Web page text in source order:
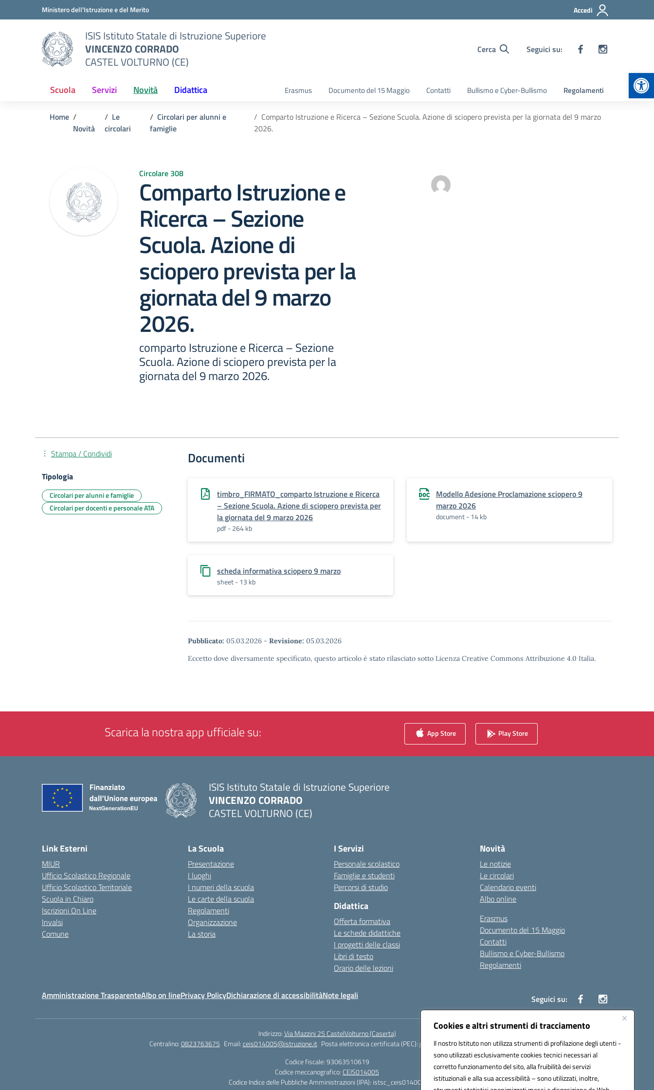
Cookies e altri strumenti di tracciamento
Il nostro Istituto non utilizza strumenti di profilazione degli utenti -
sono utilizzati esclusivamente cookies tecnici necessari al
corretto funzionamento del sito, alla fruibilità dei servizi
istituzionali e alla sua accessibilità – sono utilizzati, inoltre,
Vai ai contenuti
Vai al menu di navigazioneMinistero dell'Istruzione e del Merito Accedi
ISIS Istituto Statale di Istruzione Superiore
VINCENZO CORRADO
CASTEL VOLTURNO (CE)
Cerca Seguici su:
Scuola Servizi Novità Didattica Erasmus Documento del 15 Maggio Contatti Bullismo e Cyber-Bullismo Regolamenti
Home
Novità
Le
circolari
Circolari per alunni e
famiglie
Comparto Istruzione e Ricerca – Sezione Scuola. Azione di sciopero prevista per la giornata del 9 marzo
2026.
Circolare 308
Comparto Istruzione e
Ricerca – Sezione
Scuola. Azione di
sciopero prevista per la
giornata del 9 marzo
2026.
comparto Istruzione e Ricerca – Sezione
Scuola. Azione di sciopero prevista per la
giornata del 9 marzo 2026.
Documenti
timbro_FIRMATO_comparto Istruzione e Ricerca
– Sezione Scuola. Azione di sciopero prevista per
la giornata del 9 marzo 2026
pdf - 264 kb
Modello Adesione Proclamazione sciopero 9
marzo 2026
document - 14 kb
scheda informativa sciopero 9 marzo
sheet - 13 kb
Pubblicato: 05.03.2026 - Revisione: 05.03.2026
Eccetto dove diversamente specificato, questo articolo è stato rilasciato sotto Licenza Creative Commons Attribuzione 4.0 Italia.
Stampa / Condividi
Tipologia
Circolari per alunni e famiglie
Circolari per docenti e personale ATA
Scarica la nostra app ufficiale su: App Store Play Store
ISIS Istituto Statale di Istruzione Superiore
VINCENZO CORRADO
CASTEL VOLTURNO (CE)
Link Esterni
MIUR
Ufficio Scolastico Regionale
Ufficio Scolastico Territoriale
Scuola in Chiaro
Iscrizioni On Line
Invalsi
Comune
La Scuola
Presentazione
I luoghi
I numeri della scuola
Le carte della scuola
Regolamenti
Organizzazione
La storia
I Servizi
Personale scolastico
Famiglie e studenti
Percorsi di studio
Didattica
Offerta formativa
Le schede didattiche
I progetti delle classi
Libri di testo
Orario delle lezioni
Novità
Le notizie
Le circolari
Calendario eventi
Albo online
Erasmus
Documento del 15 Maggio
Contatti
Bullismo e Cyber-Bullismo
Regolamenti
Amministrazione TrasparenteAlbo on linePrivacy PolicyDichiarazione di accessibilitàNote legali Seguici su:
Indirizzo:Via Mazzini 25 CastelVolturno (Caserta)
Centralino:0823763675 Email:ceis014005@istruzione.it Posta elettronica certificata (PEC):ceis014005@pec.istruzione.it
Codice fiscale: 93063510619
Codice meccanografico: CEIS014005
Codice Indice delle Pubbliche Amministrazioni (IPA): istsc_ceis014005